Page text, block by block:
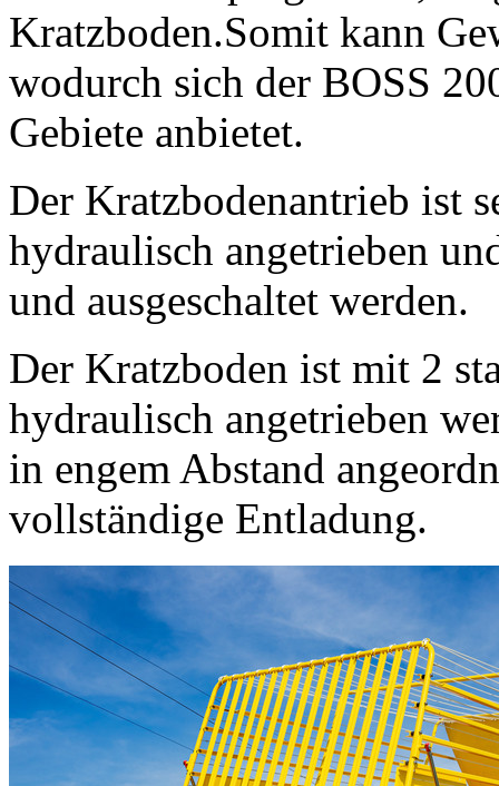
Kratzboden.Somit kann
wodurch sich der BOSS
Gebiete anbietet.
Der Kratzbodenantrieb ist
hydraulisch angetrieben
und ausgeschaltet werden.
Der Kratzboden ist mit 2
hydraulisch angetrieben
in engem Abstand
vollständige Entladung.